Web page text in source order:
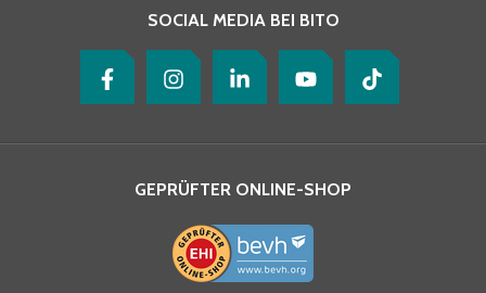
SOCIAL MEDIA BEI BITO
GEPRÜFTER ONLINE-SHOP